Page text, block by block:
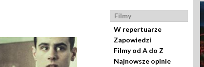
Filmy
W repertuarze
Zapowiedzi
Filmy od A do Z
Najnowsze opinie